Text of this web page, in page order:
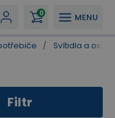
MENU
0
/ Svítidla a
Filtr